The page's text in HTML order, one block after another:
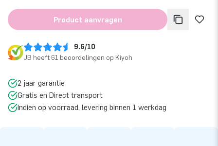
Product aanvragen
9.6/10
JB heeft 61 beoordelingen op Kiyoh
2 jaar garantie
Gratis en Direct transport
Indien op voorraad, levering binnen 1 werkdag